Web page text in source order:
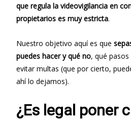
que regula la videovigilancia en
propietarios es muy estricta.
Nuestro objetivo aquí es que
puedes hacer y qué no, qué
evitar multas (que por cierto,
ahí lo dejamos).
¿Es legal poner